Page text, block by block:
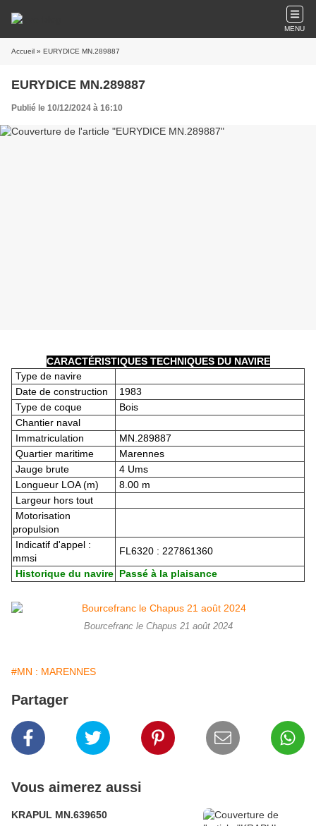
MENU
Accueil » EURYDICE MN.289887
EURYDICE MN.289887
Publié le 10/12/2024 à 16:10
CARACTÉRISTIQUES TECHNIQUES DU NAVIRE
Type de navire
Date de construction
1983
Type de coque
Bois
Chantier naval
Immatriculation
MN.289887
Quartier maritime
Marennes
Jauge brute
4 Ums
Longueur LOA (m)
8.00 m
Largeur hors tout
Motorisation
propulsion
Indicatif d'appel :
mmsi
FL6320 : 227861360
Historique du navire Passé à la plaisance
Bourcefranc le Chapus 21 août 2024
#MN : MARENNES
Partager
Vous aimerez aussi
KRAPUL MN.639650